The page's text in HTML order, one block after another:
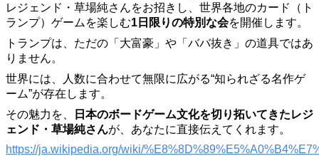
レジェンド・草場純さんをお招きし、世界各地のカード（ト
ランプ）ゲームを楽しむ1日限りの特別な会を開催します。
トランプは、ただの「大富豪」や「ババ抜き」の道具ではあ
りません。
世界には、人数に合わせて無限に広がる“知られざる名作ゲ
ーム”が存在します。
その魅力を、
日本のボードゲーム文化を切り拓いてきたレジ
ェンド・草場純さんが、あなたに直接伝えてくれます。
https://ja.wikipedia.org/wiki/